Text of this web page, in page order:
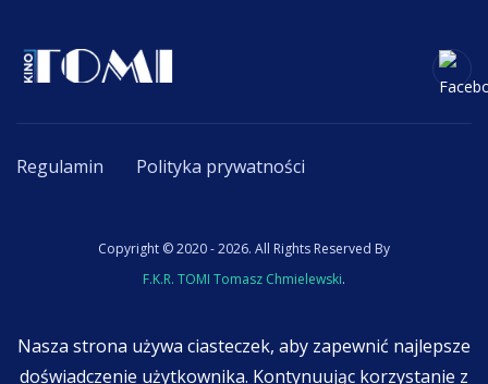
Nasza strona używa ciasteczek, aby zapewnić najlepsze
doświadczenie użytkownika. Kontynuując korzystanie z
Regulamin Polityka prywatności
Copyright © 2020 - 2026. All Rights Reserved By
F.K.R. TOMI Tomasz Chmielewski.